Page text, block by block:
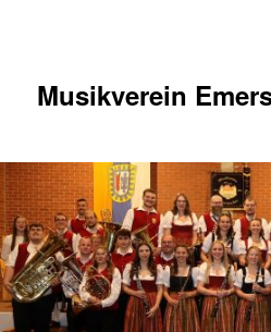
Musikverein